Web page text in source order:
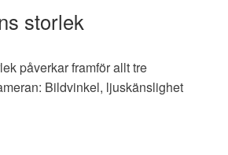
storlek
påverkar framför allt tre
Bildvinkel, ljuskänslighet